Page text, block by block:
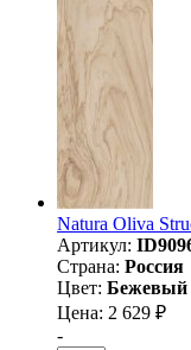
Natura Oliva
Артикул:
Страна: Россия
Цвет: Бежевый
Цена: 2 629 ₽
-